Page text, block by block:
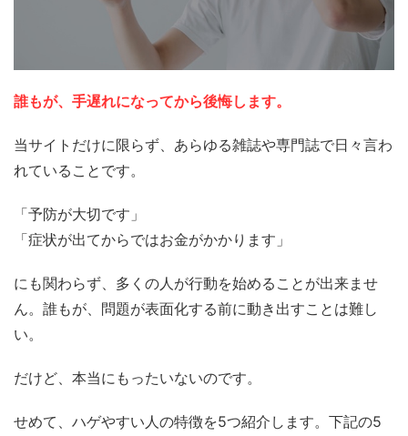
誰もが、手遅れになってから後悔します。
当サイトだけに限らず、あらゆる雑誌や専門誌で日々言わ
れていることです。
「予防が大切です」
「症状が出てからではお金がかかります」
にも関わらず、多くの人が行動を始めることが出来ませ
ん。誰もが、問題が表面化する前に動き出すことは難し
い。
だけど、本当にもったいないのです。
せめて、ハゲやすい人の特徴を5つ紹介します。下記の5